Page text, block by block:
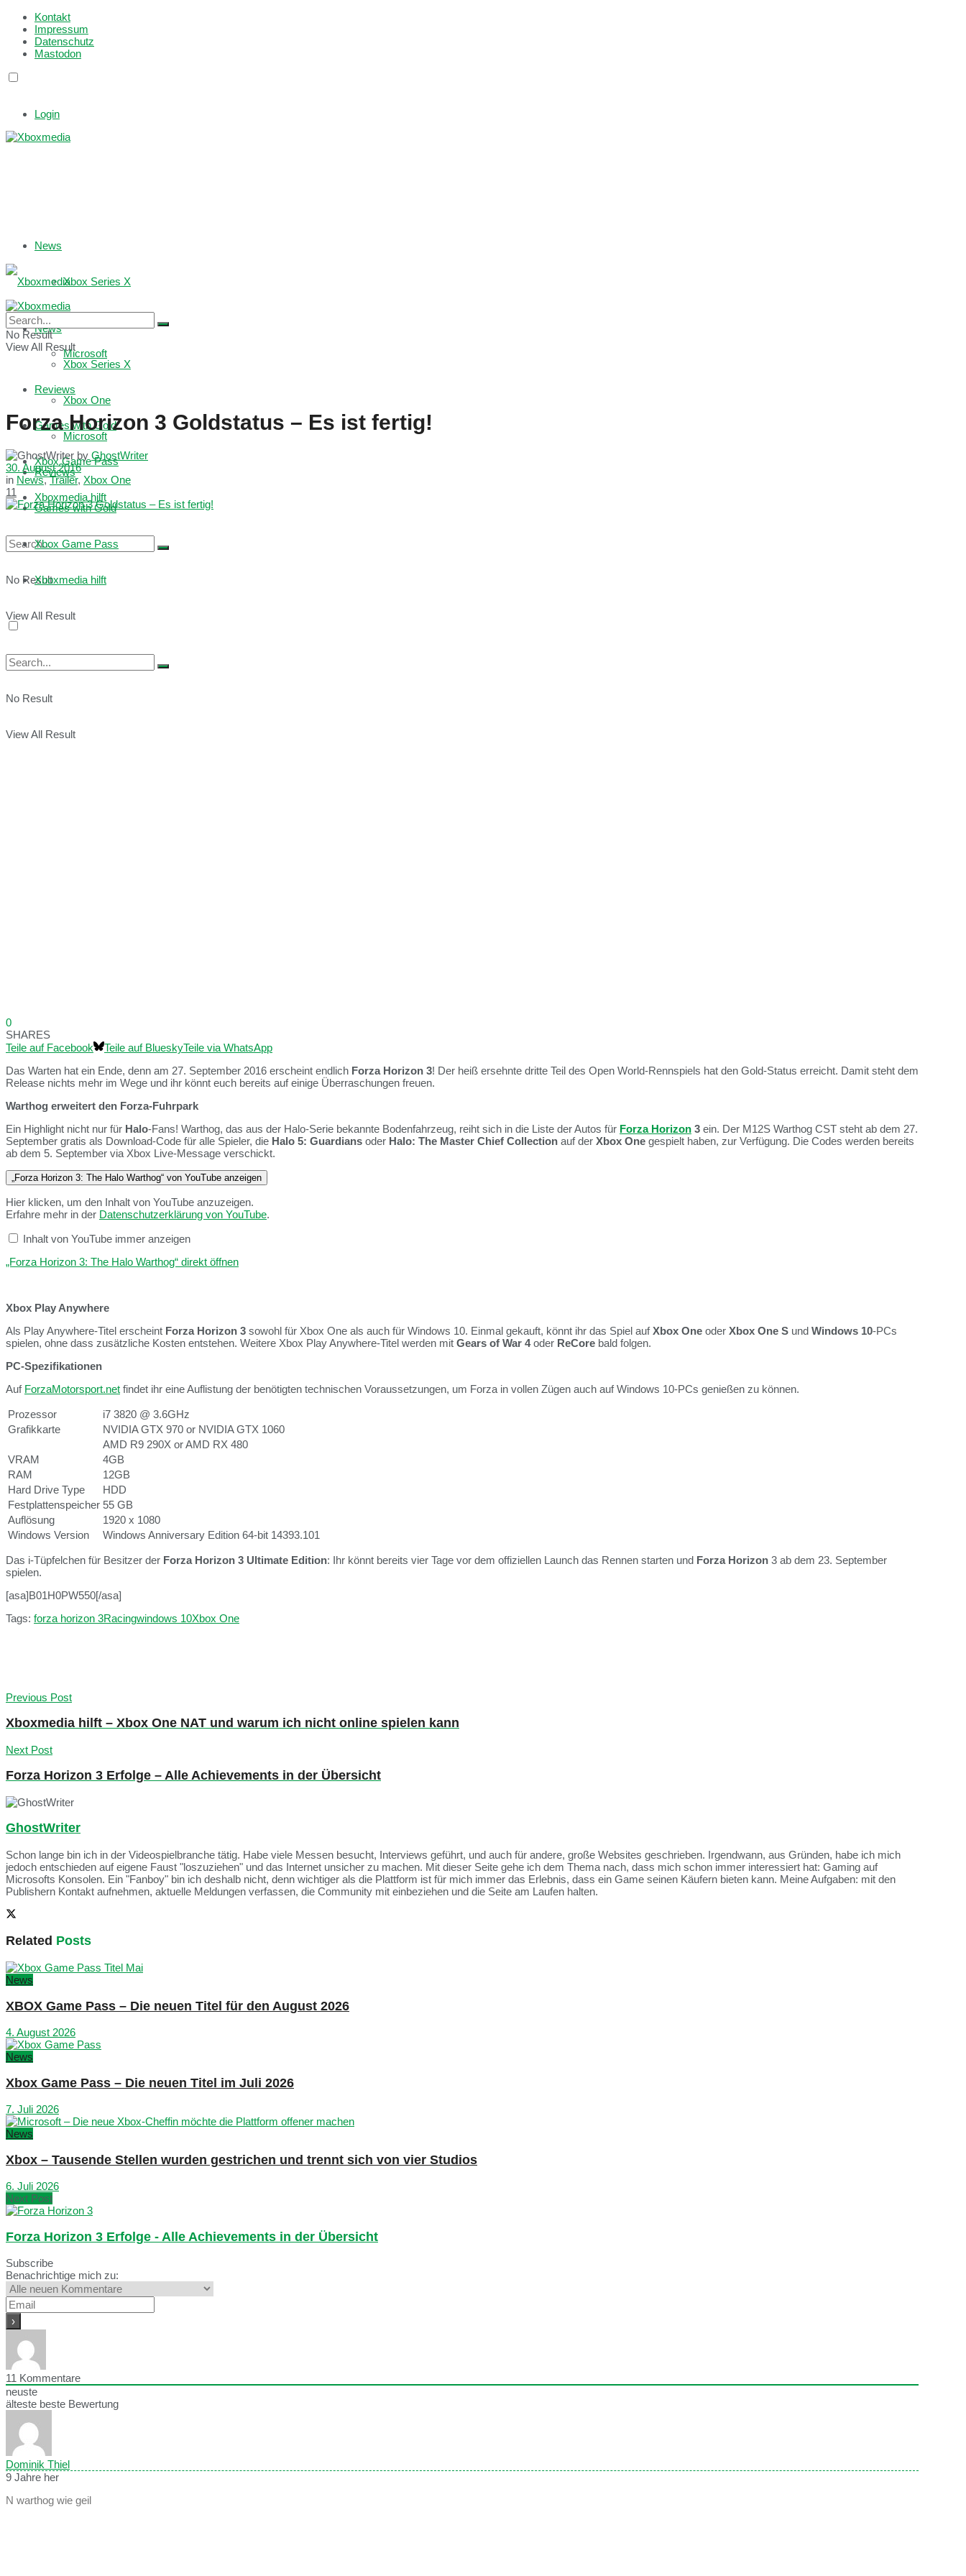
Kontakt
Impressum
Datenschutz
Mastodon
Login
News
Xbox Series X
Microsoft
Reviews
Games with Gold
Xbox Game Pass
Xboxmedia hilft
No Result
View All Result
News
Xbox Series X
Xbox One
Microsoft
Reviews
Games with Gold
Xbox Game Pass
Xboxmedia hilft
No Result
View All Result
No Result
View All Result
Forza Horizon 3 Goldstatus – Es ist fertig!
by GhostWriter
30. August 2016
in News,Trailer, Xbox One
11
0
SHARES
Teile auf Facebook
Teile auf BlueskyTeile via WhatsApp
Das Warten hat ein Ende, denn am 27. September 2016 erscheint endlich Forza Horizon 3! Der heiß ersehnte dritte Teil des Open World-Rennspiels hat den Gold-Status erreicht. Damit steht dem
Release nichts mehr im Wege und ihr könnt euch bereits auf einige Überraschungen freuen.
Warthog erweitert den Forza-Fuhrpark
Ein Highlight nicht nur für Halo-Fans! Warthog, das aus der Halo-Serie bekannte Bodenfahrzeug, reiht sich in die Liste der Autos für Forza Horizon 3 ein. Der M12S Warthog CST steht ab dem 27.
September gratis als Download-Code für alle Spieler, die Halo 5: Guardians oder Halo: The Master Chief Collection auf der Xbox One gespielt haben, zur Verfügung. Die Codes werden bereits
ab dem 5. September via Xbox Live-Message verschickt.
„Forza Horizon 3: The Halo Warthog“ von YouTube anzeigen
Hier klicken, um den Inhalt von YouTube anzuzeigen.
Erfahre mehr in der Datenschutzerklärung von YouTube.
Inhalt von YouTube immer anzeigen
„Forza Horizon 3: The Halo Warthog“ direkt öffnen
Xbox Play Anywhere
Als Play Anywhere-Titel erscheint Forza Horizon 3 sowohl für Xbox One als auch für Windows 10. Einmal gekauft, könnt ihr das Spiel aufXbox One oder Xbox One S und Windows 10-PCs
spielen, ohne dass zusätzliche Kosten entstehen. Weitere Xbox Play Anywhere-Titel werden mit Gears of War 4oder ReCore bald folgen.
PC-Spezifikationen
Auf ForzaMotorsport.net findet ihr eine Auflistung der benötigten technischen Voraussetzungen, um Forza in vollen Zügen auch auf Windows 10-PCs genießen zu können.
Prozessor
i7 3820 @ 3.6GHz
Grafikkarte
NVIDIA GTX 970 or NVIDIA GTX 1060
AMD R9 290X or AMD RX 480
VRAM
4GB
RAM
12GB
Hard Drive Type
HDD
Festplattenspeicher 55 GB
Auflösung
1920 x 1080
Windows Version
Windows Anniversary Edition 64-bit 14393.101
Das i-Tüpfelchen für Besitzer der Forza Horizon 3 Ultimate Edition: Ihr könnt bereits vier Tage vor dem offiziellen Launch das Rennen starten und Forza Horizon 3 ab dem 23. September
spielen.
[asa]B01H0PW550[/asa]
Tags: forza horizon 3Racingwindows 10Xbox One
Previous Post
Xboxmedia hilft – Xbox One NAT und warum ich nicht online spielen kann
Next Post
Forza Horizon 3 Erfolge – Alle Achievements in der Übersicht
GhostWriter
Schon lange bin ich in der Videospielbranche tätig. Habe viele Messen besucht, Interviews geführt, und auch für andere, große Websites geschrieben. Irgendwann, aus Gründen, habe ich mich
jedoch entschieden auf eigene Faust "loszuziehen" und das Internet unsicher zu machen. Mit dieser Seite gehe ich dem Thema nach, dass mich schon immer interessiert hat: Gaming auf
Microsofts Konsolen. Ein "Fanboy" bin ich deshalb nicht, denn wichtiger als die Plattform ist für mich immer das Erlebnis, dass ein Game seinen Käufern bieten kann. Meine Aufgaben: mit den
Publishern Kontakt aufnehmen, aktuelle Meldungen verfassen, die Community mit einbeziehen und die Seite am Laufen halten.
Related Posts
News
XBOX Game Pass – Die neuen Titel für den August 2026
4. August 2026
News
Xbox Game Pass – Die neuen Titel im Juli 2026
7. Juli 2026
News
Xbox – Tausende Stellen wurden gestrichen und trennt sich von vier Studios
6. Juli 2026
Next Post
Forza Horizon 3 Erfolge - Alle Achievements in der Übersicht
Subscribe
Benachrichtige mich zu:
11 Kommentare
neuste
älteste beste Bewertung
Dominik Thiel
9 Jahre her
N warthog wie geil